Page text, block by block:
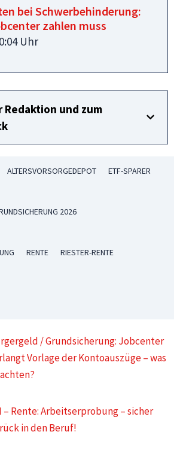
bei Schwerbehinderung:
zahlen muss
Uhr
Redaktion und zum
ALTERSVORSORGEDEPOT ETF-SPARER
2026
RENTE RIESTER-RENTE
/ Grundsicherung: Jobcenter
Vorlage der Kontoauszüge – was
– Rente: Arbeitserprobung – sicher
in den Beruf!